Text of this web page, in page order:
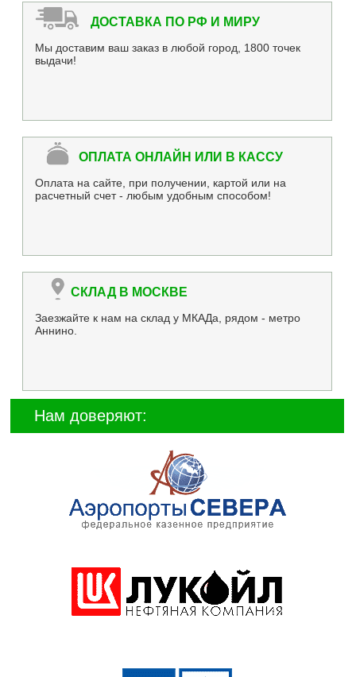
ДОСТАВКА ПО РФ И МИРУ
Мы доставим ваш заказ в любой город, 1800 точек
выдачи!
ОПЛАТА ОНЛАЙН ИЛИ В КАССУ
Оплата на сайте, при получении, картой или на
расчетный счет - любым удобным способом!
СКЛАД В МОСКВЕ
Заезжайте к нам на склад у МКАДа, рядом - метро
Аннино.
Нам доверяют: